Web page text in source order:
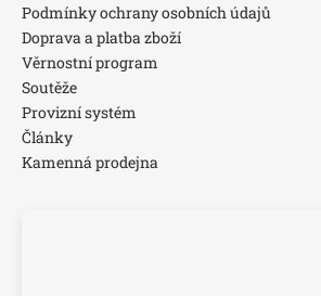
Podmínky ochrany osobních údajů
Doprava a platba zboží
Věrnostní program
Soutěže
Provizní systém
Články
Kamenná prodejna